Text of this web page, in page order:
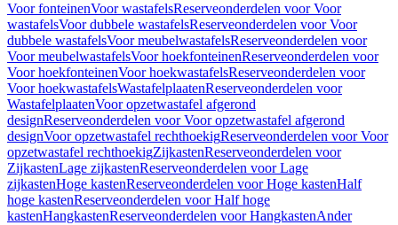
Voor fonteinenVoor wastafelsReserveonderdelen voor Voor
wastafelsVoor dubbele wastafelsReserveonderdelen voor Voor
dubbele wastafelsVoor meubelwastafelsReserveonderdelen voor
Voor meubelwastafelsVoor hoekfonteinenReserveonderdelen voor
Voor hoekfonteinenVoor hoekwastafelsReserveonderdelen voor
Voor hoekwastafelsWastafelplaatenReserveonderdelen voor
WastafelplaatenVoor opzetwastafel afgerond
designReserveonderdelen voor Voor opzetwastafel afgerond
designVoor opzetwastafel rechthoekigReserveonderdelen voor Voor
opzetwastafel rechthoekigZijkastenReserveonderdelen voor
ZijkastenLage zijkastenReserveonderdelen voor Lage
zijkastenHoge kastenReserveonderdelen voor Hoge kastenHalf
hoge kastenReserveonderdelen voor Half hoge
kastenHangkastenReserveonderdelen voor HangkastenAnder